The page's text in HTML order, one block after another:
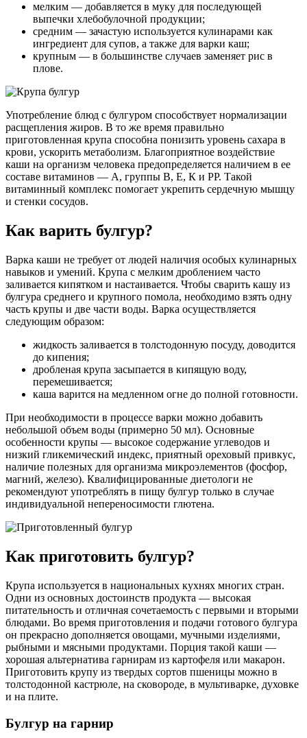
мелким — добавляется в муку для последующей
выпечки хлебобулочной продукции;
средним — зачастую используется кулинарами как
ингредиент для супов, а также для варки каш;
крупным — в большинстве случаев заменяет рис в
плове.
Употребление блюд с булгуром способствует нормализации
расщепления жиров. В то же время правильно
приготовленная крупа способна понизить уровень сахара в
крови, ускорить метаболизм. Благоприятное воздействие
каши на организм человека предопределяется наличием в ее
составе витаминов — А, группы В, Е, К и РР. Такой
витаминный комплекс помогает укрепить сердечную мышцу
и стенки сосудов.
Как варить булгур?
Варка каши не требует от людей наличия особых кулинарных
навыков и умений. Крупа с мелким дроблением часто
заливается кипятком и настаивается. Чтобы сварить кашу из
булгура среднего и крупного помола, необходимо взять одну
часть крупы и две части воды. Варка осуществляется
следующим образом:
жидкость заливается в толстодонную посуду, доводится
до кипения;
дробленая крупа засыпается в кипящую воду,
перемешивается;
каша варится на медленном огне до полной готовности.
При необходимости в процессе варки можно добавить
небольшой объем воды (примерно 50 мл). Основные
особенности крупы — высокое содержание углеводов и
низкий гликемический индекс, приятный ореховый привкус,
наличие полезных для организма микроэлементов (фосфор,
магний, железо). Квалифицированные диетологи не
рекомендуют употреблять в пищу булгур только в случае
индивидуальной непереносимости глютена.
Как приготовить булгур?
Крупа используется в национальных кухнях многих стран.
Одни из основных достоинств продукта — высокая
питательность и отличная сочетаемость с первыми и вторыми
блюдами. Во время приготовления и подачи готового булгура
он прекрасно дополняется овощами, мучными изделиями,
рыбными и мясными продуктами. Порция такой каши —
хорошая альтернатива гарнирам из картофеля или макарон.
Приготовить крупу из твердых сортов пшеницы можно в
толстодонной кастрюле, на сковороде, в мультиварке, духовке
и на плите.
Булгур на гарнир